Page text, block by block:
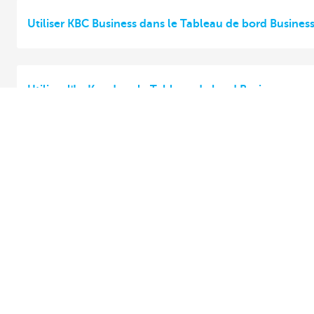
Utiliser KBC Business dans le Tableau de bord Business
Utiliser l'IsaKey dans le Tableau de bord Business